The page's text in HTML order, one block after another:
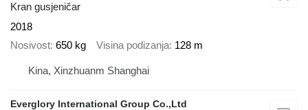
Kran gusjeničar
2018
Nosivost 650 kg Visina podizanja 128 m
Kina, Xinzhuanm Shanghai
Everglory International Group Co.,Ltd